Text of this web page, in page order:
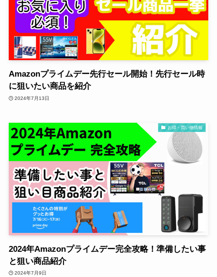
Amazonプライムデー先行セール開始！先行セール時
に狙いたい商品を紹介
2024年7月13日
お得・買い物情報
2024年Amazonプライムデー完全攻略！準備したい事
と狙い商品紹介
2024年7月9日